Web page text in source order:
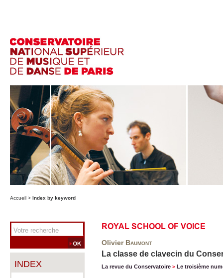
Accueil > Index by keyword
INDEX
ROYAL SCHOOL OF VOICE
Olivier Baumont
La classe de clavecin du
La revue du Conservatoire > Le troisième